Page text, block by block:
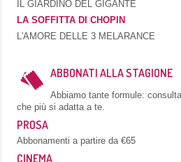
IL GIARDINO DEL GIGANTE
LA SOFFITTA DI CHOPIN
L'AMORE DELLE 3 MELARANCE
ABBONATI ALLA STAGIONE
Abbiamo tante formule:
che più si adatta a te.
PROSA
Abbonamenti a partire da €65
CINEMA